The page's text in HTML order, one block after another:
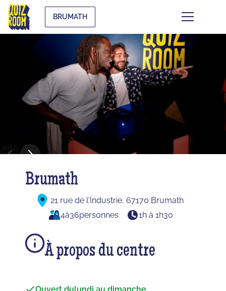
BRUMATH
Brumath
21 rue de l'Industrie, 67170 Brumath
4à36personnes 1h à 1h30
À propos du centre